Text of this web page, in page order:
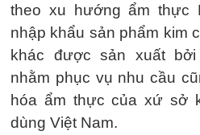
theo xu hướng ẩm thực
nhập khẩu sản phẩm kim
khác được sản xuất
nhằm phục vụ nhu cầu
hóa ẩm thực của xứ sở
dùng Việt Nam.